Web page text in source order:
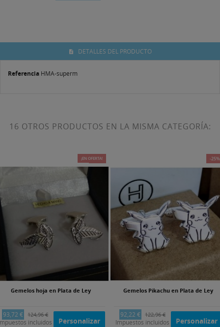
DETALLES DEL PRODUCTO
Referencia HMA-superm
16 OTROS PRODUCTOS EN LA MISMA CATEGORÍA:
-25%
¡EN OFERTA!
Gemelos hoja en Plata de Ley
93,72 € 124,96 €
incluidos Personalizar
-25%
Gemelos Pikachu en Plata de Ley
92,22 € 122,96 €
Impuestos incluidos Personalizar